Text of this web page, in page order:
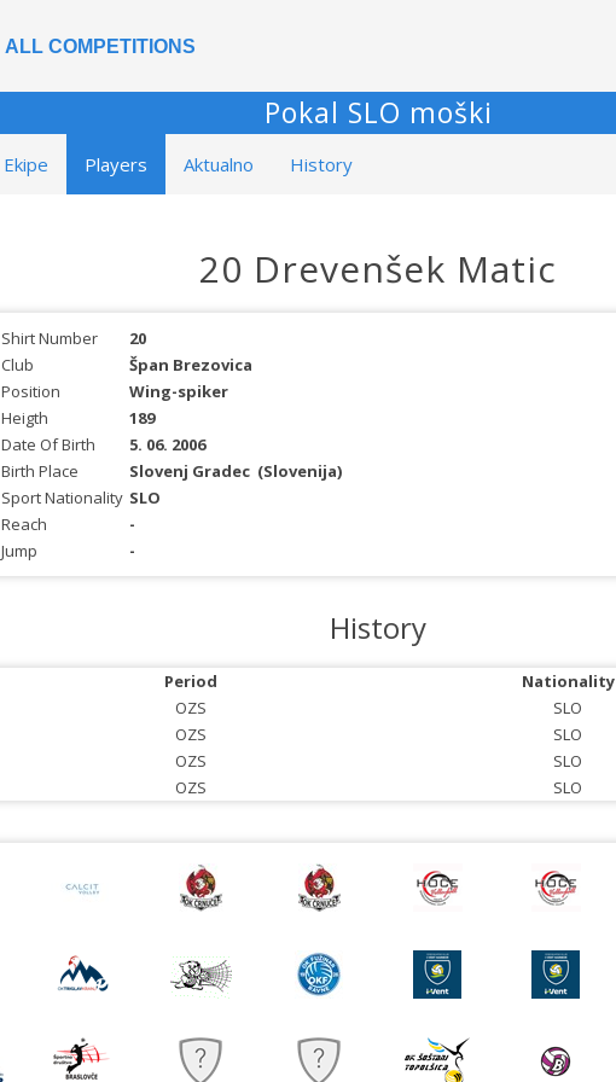
ALL COMPETITIONS
Pokal SLO moški
Ekipe Players Aktualno History
20 Drevenšek Matic
Shirt Number
20
Club
Špan Brezovica
Position
Wing-spiker
Heigth
189
Date Of Birth
5. 06. 2006
Birth Place
Slovenj Gradec (Slovenija)
Sport Nationality SLO
Reach
-
Jump
-
History
Period Nationality
OZS
SLO
OZS
SLO
OZS
SLO
OZS SLO